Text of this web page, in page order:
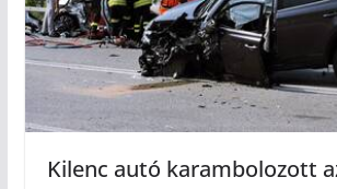
Kilenc autó karambolozott